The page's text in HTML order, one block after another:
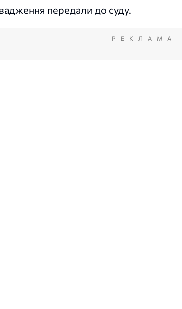
передали до суду.
РЕКЛАМА